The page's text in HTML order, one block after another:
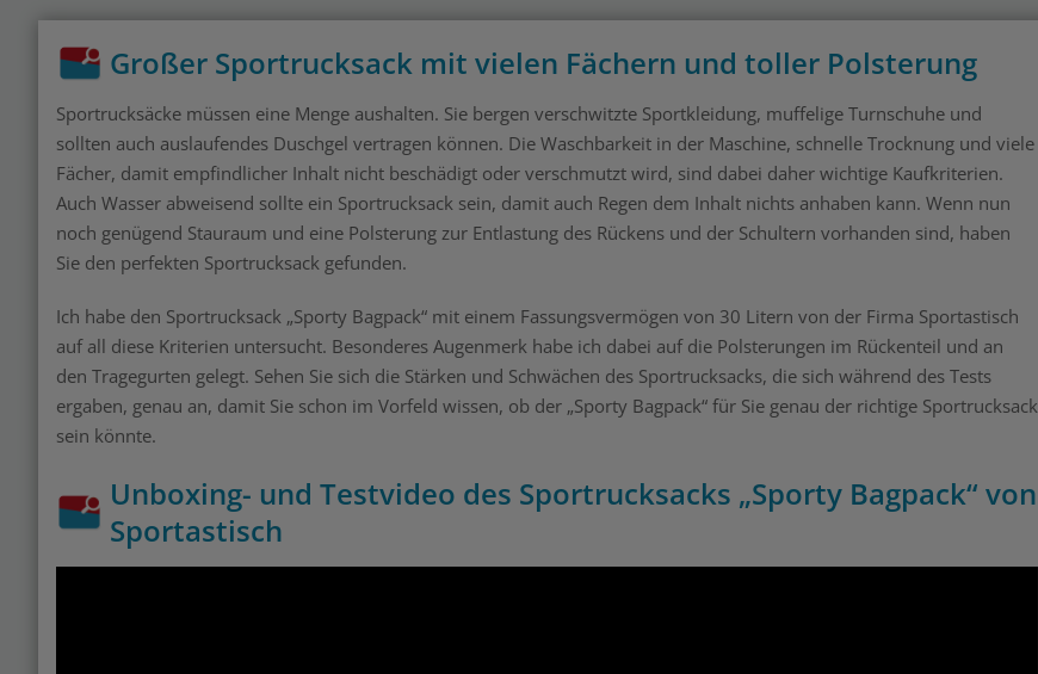
Großer Sportrucksack mit vielen Fächern und toller Polsterung
Sportrucksäcke müssen eine Menge aushalten. Sie bergen verschwitzte Sportkleidung, muffelige Turnschuhe und
sollten auch auslaufendes Duschgel vertragen können. Die Waschbarkeit in der Maschine, schnelle Trocknung und viele
Fächer, damit empfindlicher Inhalt nicht beschädigt oder verschmutzt wird, sind dabei daher wichtige Kaufkriterien.
Auch Wasser abweisend sollte ein Sportrucksack sein, damit auch Regen dem Inhalt nichts anhaben kann. Wenn nun
noch genügend Stauraum und eine Polsterung zur Entlastung des Rückens und der Schultern vorhanden sind, haben
Sie den perfekten Sportrucksack gefunden.
Ich habe den Sportrucksack „Sporty Bagpack“ mit einem Fassungsvermögen von 30 Litern von der Firma Sportastisch
auf all diese Kriterien untersucht. Besonderes Augenmerk habe ich dabei auf die Polsterungen im Rückenteil und an
den Tragegurten gelegt. Sehen Sie sich die Stärken und Schwächen des Sportrucksacks, die sich während des Tests
ergaben, genau an, damit Sie schon im Vorfeld wissen, ob der „Sporty Bagpack“ für Sie genau der richtige Sportrucksack
sein könnte.
Unboxing- und Testvideo des Sportrucksacks „Sporty Bagpack“ von
Sportastisch